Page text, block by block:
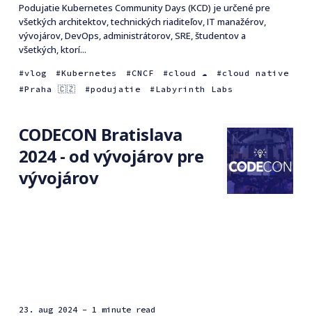
Podujatie Kubernetes Community Days (KCD) je určené pre
všetkých architektov, technických riaditeľov, IT manažérov,
vývojárov, DevOps, administrátorov, SRE, študentov a
všetkých, ktorí...
vlog Kubernetes CNCF cloud ☁️
cloud native
Praha 🇨🇿
podujatie Labyrinth Labs
CODECON Bratislava
2024 - od vývojárov pre
vývojárov
23. aug 2024- 1 minute read